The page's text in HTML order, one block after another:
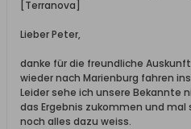
[Terranova]
Lieber Peter,
danke für die freundliche
wieder nach Marienburg fahren
Leider sehe ich unsere Bekannte
das Ergebnis zukommen und mal
noch alles dazu weiss.